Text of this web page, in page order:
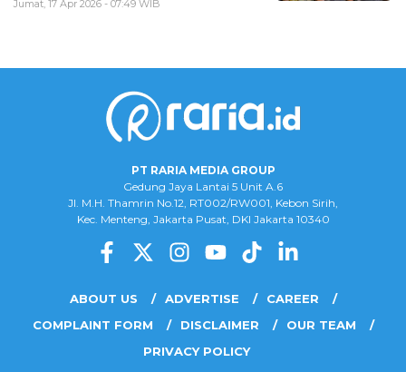
Jumat, 17 Apr 2026 - 07:49 WIB
PT RARIA MEDIA GROUP
Gedung Jaya Lantai 5 Unit A.6
Jl. M.H. Thamrin No.12, RT002/RW001, Kebon Sirih,
Kec. Menteng, Jakarta Pusat, DKI Jakarta 10340
ABOUT US ADVERTISE
CAREER
COMPLAINT FORM
DISCLAIMER
OUR TEAM
PRIVACY POLICY